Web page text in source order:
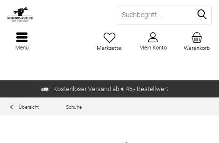
Kostenloser Versand ab € 45,- Bestellwert
Warenkorb
Merkzettel Mein Konto
Menü
Übersicht Schuhe